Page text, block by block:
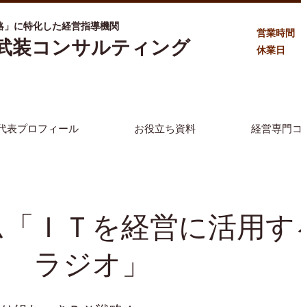
に特化した経営指導機関
装コンサルティング
営業時間
休業日
表プロフィール お役立ち資料 経営専門
ＩＴを経営に活用す
ラジオ」